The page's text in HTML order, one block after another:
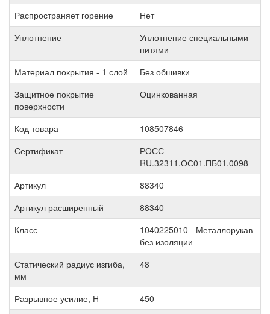
Распространяет горение
Нет
Уплотнение
Уплотнение специальными
нитями
Материал покрытия - 1 слой
Без обшивки
Защитное покрытие
поверхности
Оцинкованная
Код товара
108507846
Сертификат
РОСС
RU.32311.ОС01.ПБ01.0098
Артикул
88340
Артикул расширенный
88340
Класс
1040225010 - Металлорукав
без изоляции
Статический радиус изгиба,
мм
48
Разрывное усилие, Н
450